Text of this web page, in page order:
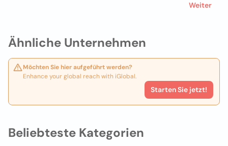
Ähnliche Unternehmen
Möchten Sie hier aufgeführt werden?
Enhance your global reach with iGlobal.
Starten Sie jetzt!
Weiter
Beliebteste Kategorien